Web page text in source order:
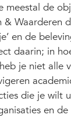
de
Waarderen
en de
daarin; in
je niet alle
die je wilt
en